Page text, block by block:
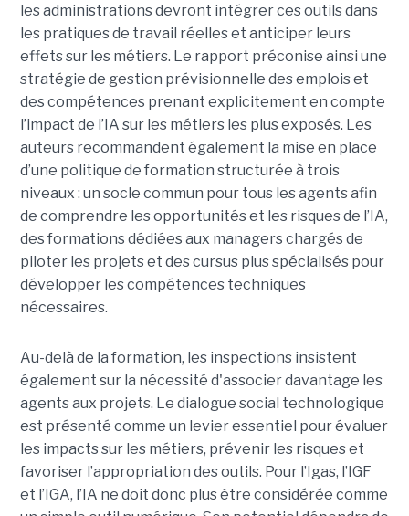
les administrations devront intégrer ces outils dans
les pratiques de travail réelles et anticiper leurs
effets sur les métiers. Le rapport préconise ainsi une
stratégie de gestion prévisionnelle des emplois et
des compétences prenant explicitement en compte
l’impact de l’IA sur les métiers les plus exposés. Les
auteurs recommandent également la mise en place
d’une politique de formation structurée à trois
niveaux : un socle commun pour tous les agents afin
de comprendre les opportunités et les risques de l’IA,
des formations dédiées aux managers chargés de
piloter les projets et des cursus plus spécialisés pour
développer les compétences techniques
nécessaires.
Au-delà de la formation, les inspections insistent
également sur la nécessité d'associer davantage les
agents aux projets. Le dialogue social technologique
est présenté comme un levier essentiel pour évaluer
les impacts sur les métiers, prévenir les risques et
favoriser l’appropriation des outils. Pour l’Igas, l’IGF
et l’IGA, l’IA ne doit donc plus être considérée comme